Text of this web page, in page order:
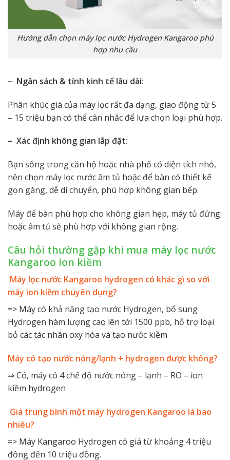
Hướng dẫn chọn máy lọc nước Hydrogen Kangaroo phù
hợp nhu cầu
– Ngân sách & tính kinh tế lâu dài:
Phân khúc giá của máy lọc rất đa dạng, giao động từ 5
– 15 triệu bạn có thể cân nhắc để lựa chọn loại phù hợp.
– Xác định không gian lắp đặt:
Bạn sống trong căn hộ hoặc nhà phố có diện tích nhỏ,
nên chọn máy lọc nước âm tủ hoặc để bàn có thiết kế
gọn gàng, dễ di chuyển, phù hợp không gian bếp.
Máy để bàn phù hợp cho không gian hẹp, máy tủ đứng
hoặc âm tủ sẽ phù hợp với không gian rộng.
Câu hỏi thường gặp khi mua máy lọc nước
Kangaroo ion kiềm
Máy lọc nước Kangaroo hydrogen có khác gì so với
máy ion kiềm chuyên dụng?
=> Máy có khả năng tạo nước Hydrogen, bổ sung
Hydrogen hàm lượng cao lên tới 1500 ppb, hỗ trợ loại
bỏ các tác nhân oxy hóa và tạo nước kiềm
Máy có tạo nước nóng/lạnh + hydrogen được không?
⇒ Có, máy có 4 chế độ nước nóng – lạnh – RO – ion
kiềm hydrogen
Giá trung bình một máy hydrogen Kangaroo là bao
nhiêu?
=> Máy Kangaroo Hydrogen có giá từ khoảng 4 triệu
đồng đến 10 triệu đồng.